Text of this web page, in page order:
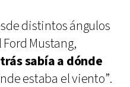
distintos ángulos
Mustang,
sabía a dónde
estaba el viento”.